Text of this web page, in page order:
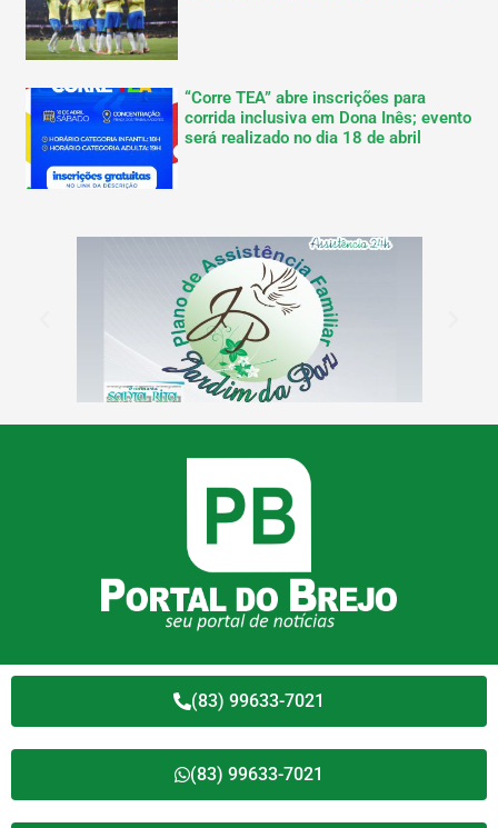
“Corre TEA” abre inscrições para
corrida inclusiva em Dona Inês; evento
será realizado no dia 18 de abril
(83) 99633-7021
(83) 99633-7021